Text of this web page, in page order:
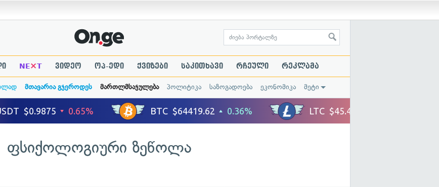
NE×T ვიდეო ოპ-ედი ქვიზები საკითხავი რჩეული რეკლამა
მთავარია გჯეროდეს მართლმსაჯულება პოლიტიკა საზოგადოება ეკონომიკა მეტი
ფსიქოლოგიური ზეწოლა